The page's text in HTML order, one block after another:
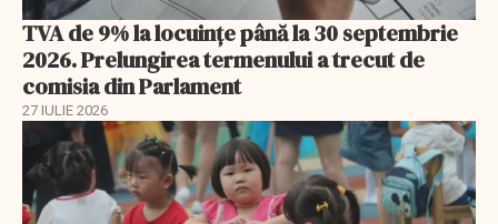
TVA de 9% la locuințe până la 30 septembrie
2026. Prelungirea termenului a trecut de
comisia din Parlament
27 IULIE 2026